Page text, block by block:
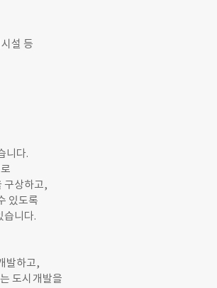
설 등
니다.
구상하고,
있도록
습니다.
발하고,
도시개발을